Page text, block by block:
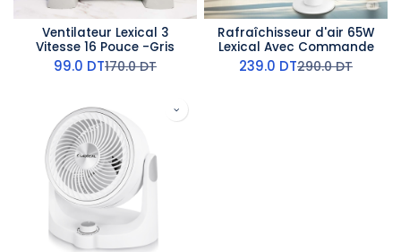
Ventilateur Lexical 3
Vitesse 16 Pouce -Gris
99.0 DT170.0DT
Rafraîchisseur d'air 65W
Lexical Avec Commande
239.0 DT290.0DT